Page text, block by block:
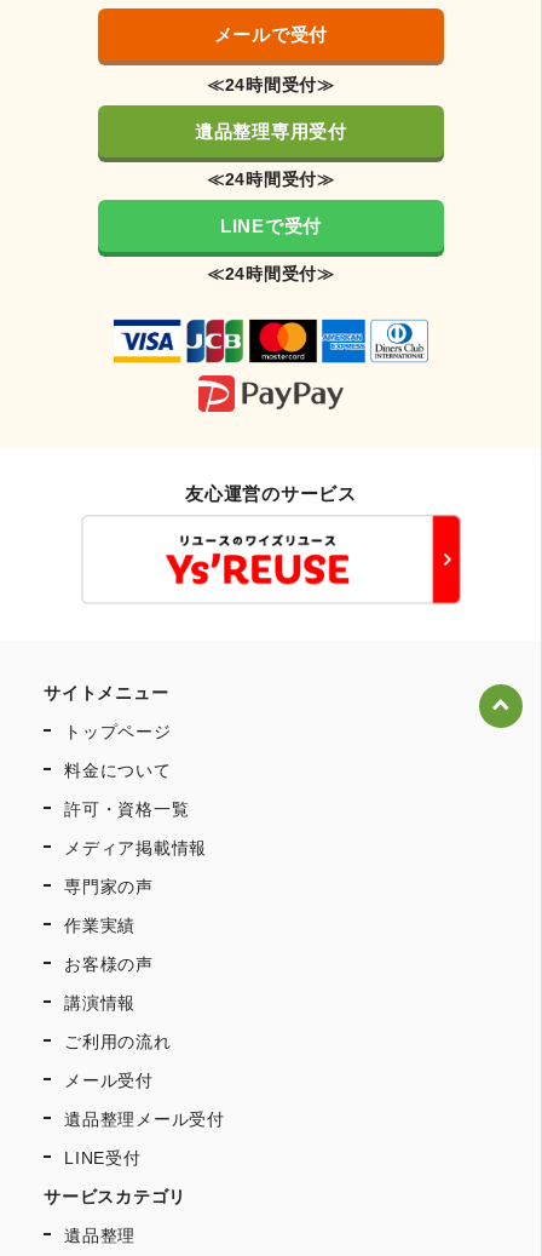
メールで受付
≪24時間受付≫
遺品整理専用受付
≪24時間受付≫
LINEで受付
≪24時間受付≫
友心運営のサービス
サイトメニュー
トップページ
料金について
許可・資格一覧
メディア掲載情報
専門家の声
作業実績
お客様の声
講演情報
ご利用の流れ
メール受付
遺品整理メール受付
LINE受付
サービスカテゴリ
遺品整理